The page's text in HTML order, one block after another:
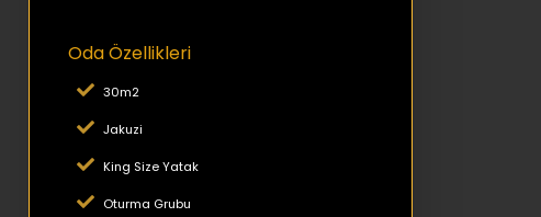
Oda Özellikleri
30m2
Jakuzi
King Size Yatak
Oturma Grubu